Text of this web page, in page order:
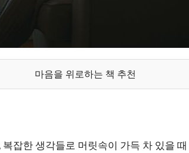
마음을 위로하는 책 추천
잡한 생각들로 머릿속이 가득 차 있을